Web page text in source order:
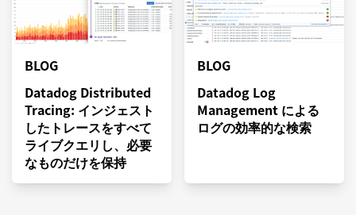
BLOG
Datadog Distributed
Tracing: インジェスト
したトレースをすべて
ライブクエリし、必要
なものだけを保持
BLOG
Datadog Log
Management による
ログの効率的な検索